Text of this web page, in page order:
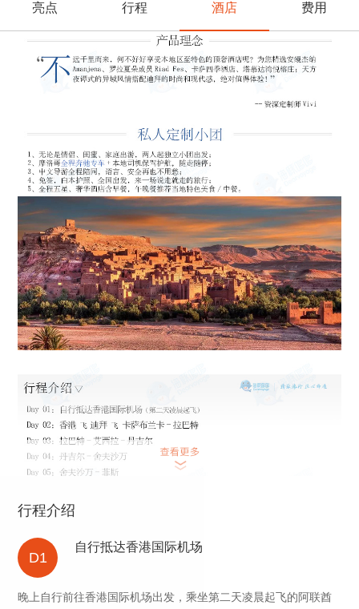
亮点 行程 酒店 费用
行程介绍
D1
自行抵达香港国际机场
晚上自行前往香港国际机场出发，乘坐第二天凌晨起飞的阿联酋